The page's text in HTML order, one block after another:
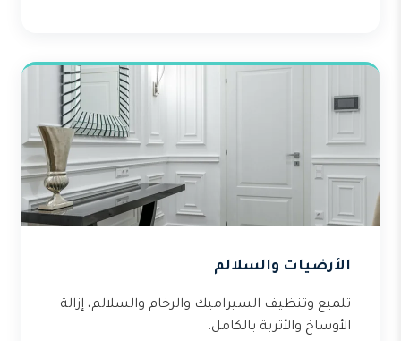
الأرضيات والسلالم
تلميع وتنظيف السيراميك والرخام والسلالم، إزالة
الأوساخ والأتربة بالكامل.